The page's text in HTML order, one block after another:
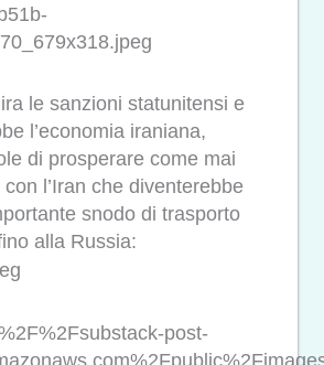
le sanzioni statunitensi e
l’economia iraniana,
di prosperare come mai
con l’Iran che diventerebbe
snodo di trasporto
alla Russia: